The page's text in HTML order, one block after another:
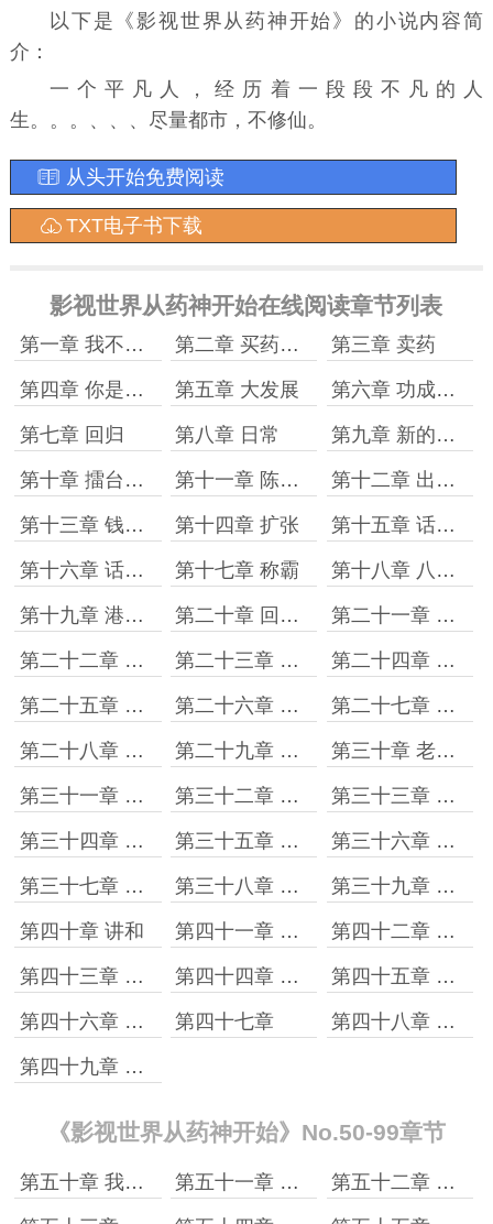
以下是《影视世界从药神开始》的小说内容简
介：
一个平凡人，经历着一段段不凡的人
生。。。、、、尽量都市，不修仙。
从头开始免费阅读
TXT电子书下载
影视世界从药神开始在线阅读章节列表
第一章 我不是药神 第二章 买药、刘思惠 第三章 卖药
第四章 你是在救人命 第五章 大发展 第六章 功成身退
第七章 回归 第八章 日常 第九章 新的世界
第十章 擂台、赌档 第十一章 陈永仁 第十二章 出狱、谋划
第十三章 钱与杀 第十四章 扩张 第十五章 话事屯门
第十六章 话事新界 第十七章 称霸 第十八章 八成是够呛了
第十九章 港岛要回归了 第二十章 回归、日常 第二十一章 日常
第二十二章 新世界 第二十三章 王漫妮 第二十四章 暧昧
第二十五章 继续暧昧 第二十六章 玩够了 第二十七章 改口叫爹
第二十八章 差不多了 第二十九章 林有有成事儿了 第三十章 老子没教养？
第三十一章 发现了 第三十二章 拿下了 第三十三章 离婚了
第三十四章 陈屿 第三十五章 赵静语 第三十六章 去江浙
第三十七章 横路村 第三十八章 行动开始了 第三十九章 喝茶喝茶
第四十章 讲和 第四十一章 支走陈屿 第四十二章 挣扎
第四十三章 根本拦不住 第四十四章 错过就错过 第四十五章 王嫚妮说他跑了
第四十六章 钟晓芹说她不后悔 第四十七章 第四十八章 回归 日常
第四十九章 新世界
《影视世界从药神开始》No.50-99章节
第五十章 我有问题 第五十一章 我有话说 第五十二章 做班长